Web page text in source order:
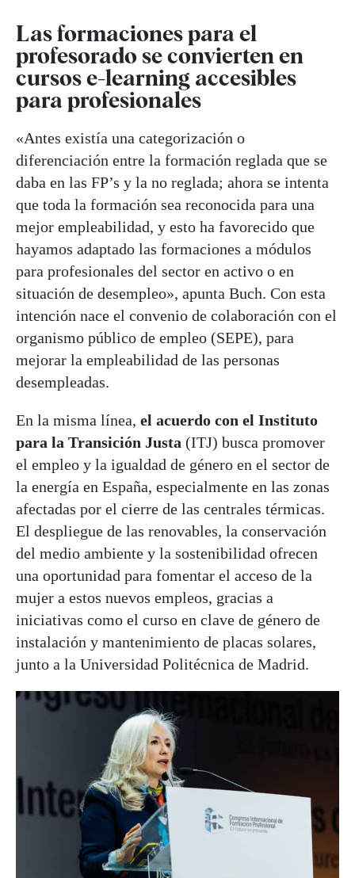
Las formaciones para el
profesorado se convierten en
cursos e-learning accesibles
para profesionales
«Antes existía una categorización o
diferenciación entre la formación reglada que se
daba en las FP’s y la no reglada; ahora se intenta
que toda la formación sea reconocida para una
mejor empleabilidad, y esto ha favorecido que
hayamos adaptado las formaciones a módulos
para profesionales del sector en activo o en
situación de desempleo», apunta Buch. Con esta
intención nace el convenio de colaboración con el
organismo público de empleo (SEPE), para
mejorar la empleabilidad de las personas
desempleadas.
En la misma línea, el acuerdo con el Instituto
para la Transición Justa (ITJ) busca promover
el empleo y la igualdad de género en el sector de
la energía en España, especialmente en las zonas
afectadas por el cierre de las centrales térmicas.
El despliegue de las renovables, la conservación
del medio ambiente y la sostenibilidad ofrecen
una oportunidad para fomentar el acceso de la
mujer a estos nuevos empleos, gracias a
iniciativas como el curso en clave de género de
instalación y mantenimiento de placas solares,
junto a la Universidad Politécnica de Madrid.